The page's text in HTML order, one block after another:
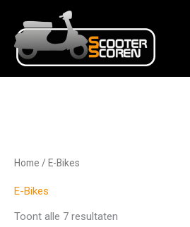
naar
inhoud
Home / E-Bikes
E-Bikes
Toont alle 7 resultaten